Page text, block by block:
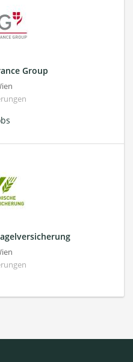
Group